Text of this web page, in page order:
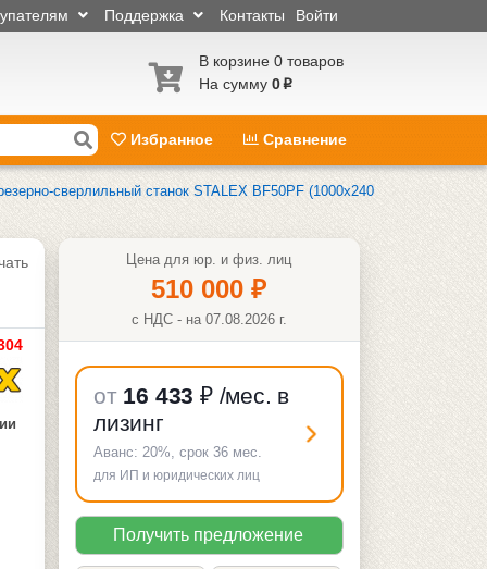
Войти
Контакты
Поддержка
В корзине 0 товаров
На сумму 0 p
Избранное Сравнение
сверлильный станок STALEX BF50PF (1000х240
Цена для юр. и физ. лиц
510 000₽
с НДС - на 07.08.2026 г.
от 16 433 ₽ /мес. в
лизинг
Аванс: 20%, срок 36 мес.
для ИП и юридических лиц
Получить предложение